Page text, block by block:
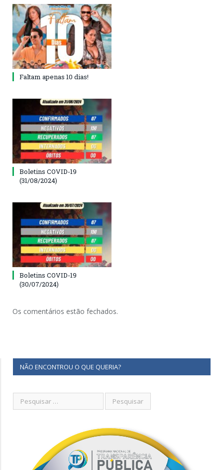
Faltam apenas 10 dias!
Boletins COVID-19
(31/08/2024)
Boletins COVID-19
(30/07/2024)
Os comentários estão fechados.
NÃO ENCONTROU O QUE QUERIA?